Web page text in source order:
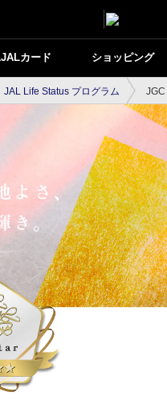
カード ショッピング
JAL Life Status プログラム
のサービス）